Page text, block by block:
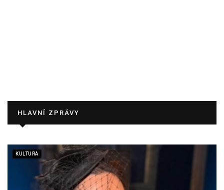
HLAVNÍ ZPRÁVY
KULTURA